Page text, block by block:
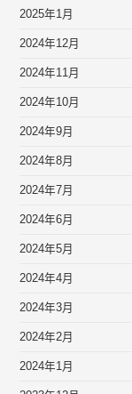
2025年1月
2024年12月
2024年11月
2024年10月
2024年9月
2024年8月
2024年7月
2024年6月
2024年5月
2024年4月
2024年3月
2024年2月
2024年1月